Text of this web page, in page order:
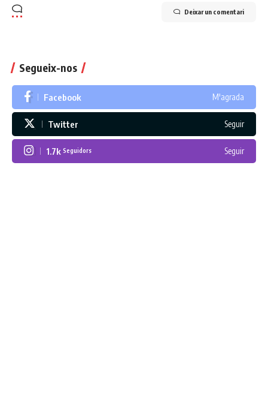
Deixar un comentari
Segueix-nos
Facebook M'agrada
Twitter Seguir
1.7k Seguidors Seguir